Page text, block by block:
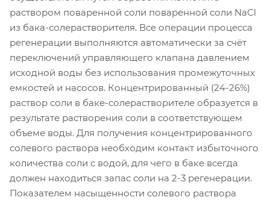
раствором поваренной соли поваренной соли NaCl
из бака-солерастворителя. Все операции процесса
регенерации выполняются автоматически за счёт
переключений управляющего клапана давлением
исходной воды без использования промежуточных
емкостей и насосов. Концентрированный (24-26%)
раствор соли в баке-солерастворителе образуется в
результате растворения соли в соответствующем
объеме воды. Для получения концентрированного
солевого раствора необходим контакт избыточного
количества соли с водой, для чего в баке всегда
должен находиться запас соли на 2-3 регенерации.
Показателем насыщенности солевого раствора